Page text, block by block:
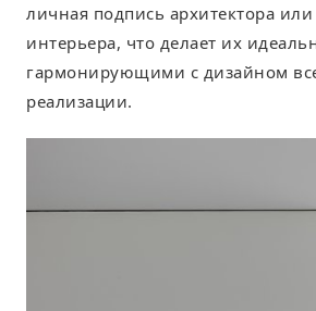
личная подпись архитектора
интерьера, что делает их
гармонирующими с дизайном
реализации.